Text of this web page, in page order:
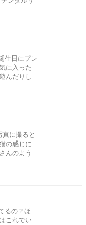
生日にプレ
に入った
んだりし
に撮ると
の感じに
んのよう
るの？ほ
これでい